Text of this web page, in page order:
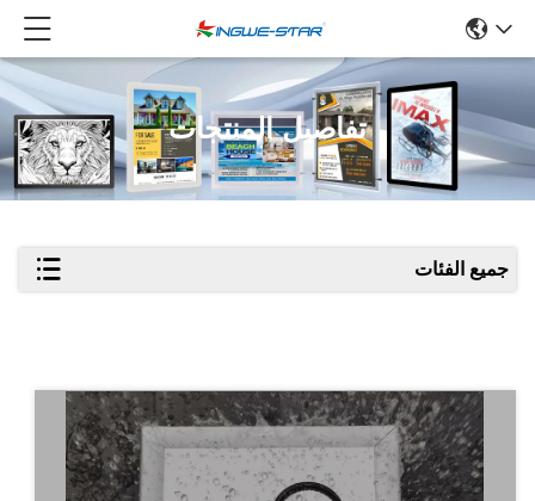
تفاصيل المنتجات
جميع الفئات